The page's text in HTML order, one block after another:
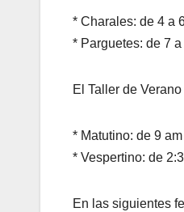
* Charales: de 4 a
* Parguetes: de 7
El Taller de
* Matutino: de 9
* Vespertino: de
En las siguientes